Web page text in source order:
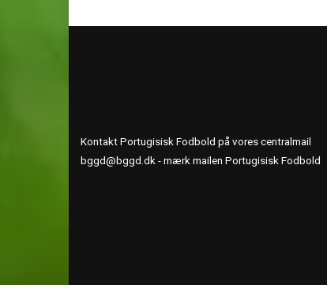
Kontakt Portugisisk Fodbold på vores centralmail
bggd@bggd.dk - mærk mailen Portugisisk Fodbold